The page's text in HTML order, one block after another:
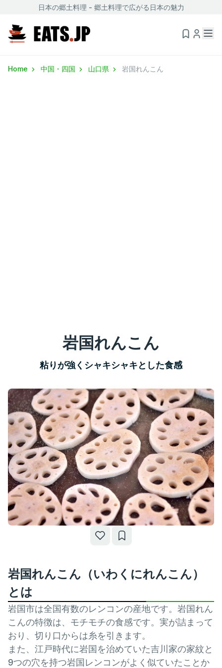
日本の郷土料理 - 郷土料理で広がる日本の魅力
Home 中国・四国 山口県 岩国れんこん
岩国れんこん
粘りが強くシャキシャキとした食感
岩国れんこん（いわくにれんこん）
とは
岩国市は全国有数のレンコンの産地です。岩国れん
こんの特徴は、モチモチの食感です。実が詰まって
おり、切り口からは糸を引きます。
また、江戸時代に岩国を治めていた吉川家の家紋と
9つの穴を持つ岩国レンコンがよく似ていたことか